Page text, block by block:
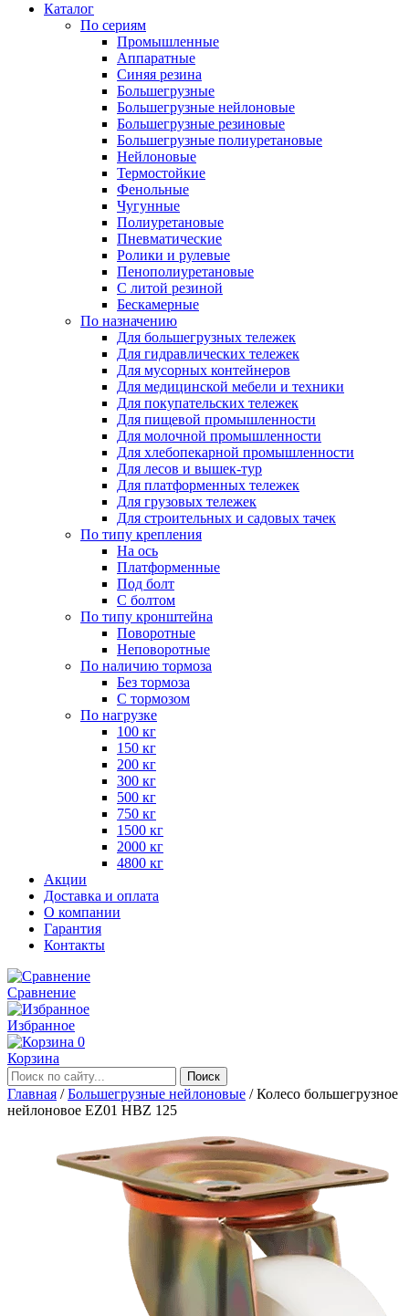
Каталог
По сериям
Промышленные
Аппаратные
Синяя резина
Большегрузные
Большегрузные нейлоновые
Большегрузные резиновые
Большегрузные полиуретановые
Нейлоновые
Термостойкие
Фенольные
Чугунные
Полиуретановые
Пневматические
Ролики и рулевые
Пенополиуретановые
С литой резиной
Бескамерные
По назначению
Для большегрузных тележек
Для гидравлических тележек
Для мусорных контейнеров
Для медицинской мебели и техники
Для покупательских тележек
Для пищевой промышленности
Для молочной промышленности
Для хлебопекарной промышленности
Для лесов и вышек-тур
Для платформенных тележек
Для грузовых тележек
Для строительных и садовых тачек
По типу крепления
На ось
Платформенные
Под болт
С болтом
По типу кронштейна
Поворотные
Неповоротные
По наличию тормоза
Без тормоза
С тормозом
По нагрузке
100 кг
150 кг
200 кг
300 кг
500 кг
750 кг
1500 кг
2000 кг
4800 кг
Акции
Доставка и оплата
О компании
Гарантия
Контакты
Сравнение
Избранное
0
Корзина
Главная /Большегрузные нейлоновые /Колесо большегрузное
нейлоновое EZ01 HBZ 125